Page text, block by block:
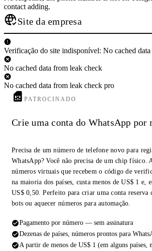
contact adding.
Site da empresa
Verificação do site indisponível: No cached
No cached data from leak check
No cached data from leak check pro
PATROCINADO
Crie uma conta do WhatsApp por
Precisa de um número de telefone novo para
WhatsApp? Você não precisa de um chip físico.
números virtuais que recebem o código de
na maioria dos países, custa menos de US$ 1 e,
US$ 0,50. Perfeito para criar uma conta reserva
bots ou aquecer números para automação.
Pagamento por número — sem assinatura
Dezenas de países, números prontos para
A partir de menos de US$ 1 (em alguns países,